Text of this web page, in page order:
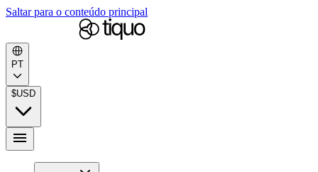
Saltar para o conteúdo principal
PT
$USD